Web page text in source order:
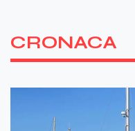
CRONACA